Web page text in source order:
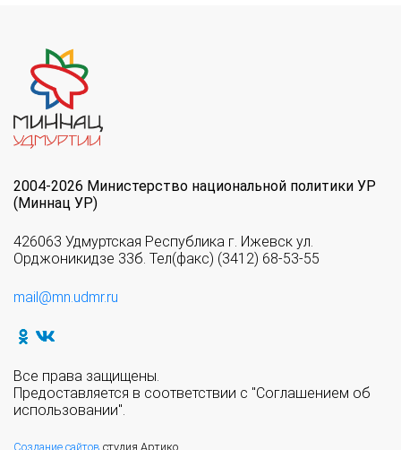
2004-2026 Министерство национальной политики УР
(Миннац УР)
426063 Удмуртская Республика г. Ижевск ул.
Орджоникидзе 33б. Тел(факс) (3412) 68-53-55
mail@mn.udmr.ru
Все права защищены.
Предоставляется в соответствии с "Соглашением об
использовании".
Создание сайтов студия Артико